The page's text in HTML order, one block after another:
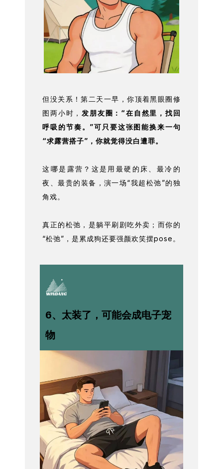
但没关系！第二天一早，你顶着黑眼圈修
图两小时， 发朋友圈：“在自然里，找回
呼吸的节奏。”可只要这张图能换来一句
“求露营搭子”，你就觉得没白遭罪。
这哪是露营？这是用最硬的床、最冷的
夜、最贵的装备，演一场“我超松弛”的独
角戏。
真正的松弛，是躺平刷剧吃外卖；而你的
“松弛”，是累成狗还要强颜欢笑摆pose。
6、太装了，可能会成电子宠
物